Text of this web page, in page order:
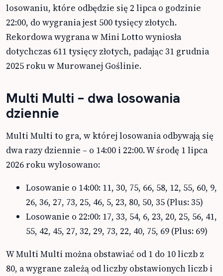
losowaniu, które odbędzie się 2 lipca o godzinie
22:00, do wygrania jest 500 tysięcy złotych.
Rekordowa wygrana w Mini Lotto wyniosła
dotychczas 611 tysięcy złotych, padając 31 grudnia
2025 roku w Murowanej Goślinie.
Multi Multi – dwa losowania
dziennie
Multi Multi to gra, w której losowania odbywają się
dwa razy dziennie – o 14:00 i 22:00. W środę 1 lipca
2026 roku wylosowano:
Losowanie o 14:00: 11, 30, 75, 66, 58, 12, 55, 60, 9,
26, 36, 27, 73, 25, 46, 5, 23, 80, 50, 35 (Plus: 35)
Losowanie o 22:00: 17, 33, 54, 6, 23, 20, 25, 56, 41,
55, 42, 45, 27, 32, 29, 73, 22, 40, 75, 69 (Plus: 69)
W Multi Multi można obstawiać od 1 do 10 liczb z
80, a wygrane zależą od liczby obstawionych liczb i